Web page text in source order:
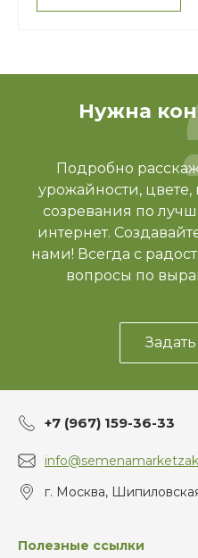
Нужна
Подробно
урожайности,
созревания по
интернет.
нами! Всегда с
вопросы по
+7 (967) 159-36-33
г. Москва,
Полезные ссылки